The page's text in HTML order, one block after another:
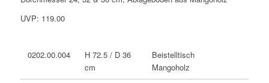
UVP: 119.00
0202.00.004
H 72.5 / D 36
cm
Beistelltisch
Mangoholz